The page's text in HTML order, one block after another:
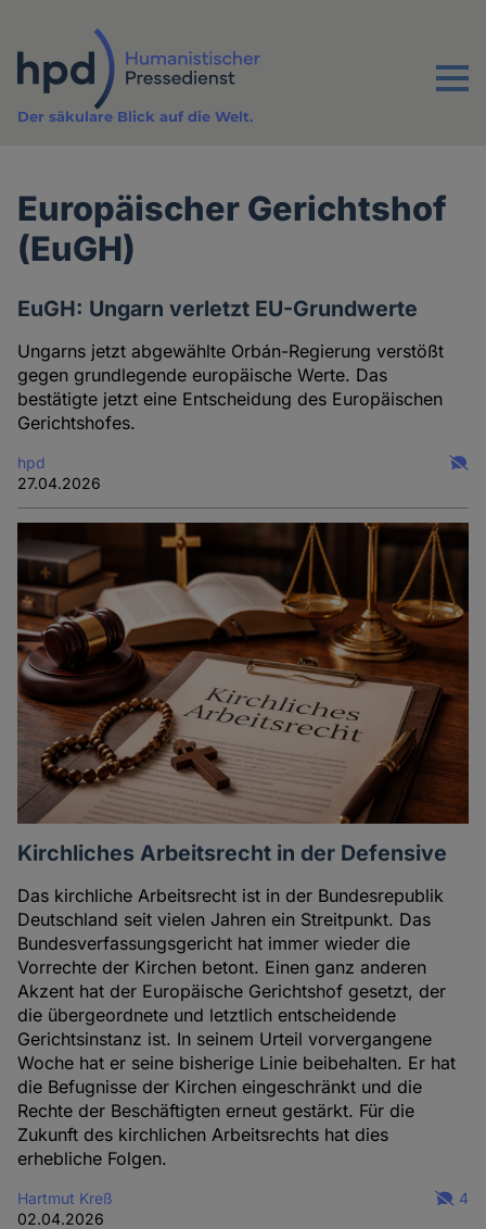
Inhalt
Menu
Der säkulare Blick auf die Welt.
Europäischer Gerichtshof
(EuGH)
EuGH: Ungarn verletzt EU-Grundwerte
Ungarns jetzt abgewählte Orbán-Regierung verstößt
gegen grundlegende europäische Werte. Das
bestätigte jetzt eine Entscheidung des Europäischen
Gerichtshofes.
hpd
27.04.2026
Kirchliches Arbeitsrecht in der Defensive
Das kirchliche Arbeitsrecht ist in der Bundesrepublik
Deutschland seit vielen Jahren ein Streitpunkt. Das
Bundesverfassungsgericht hat immer wieder die
Vorrechte der Kirchen betont. Einen ganz anderen
Akzent hat der Europäische Gerichtshof gesetzt, der
die übergeordnete und letztlich entscheidende
Gerichtsinstanz ist. In seinem Urteil vorvergangene
Woche hat er seine bisherige Linie beibehalten. Er hat
die Befugnisse der Kirchen eingeschränkt und die
Rechte der Beschäftigten erneut gestärkt. Für die
Zukunft des kirchlichen Arbeitsrechts hat dies
erhebliche Folgen.
Hartmut Kreß
02.04.2026
4